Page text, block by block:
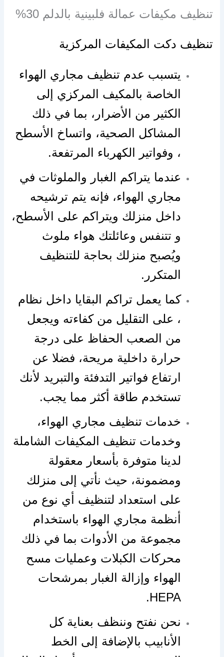
تنظيف مكيفات عمالة فلبينية بالدلم 30%
تنظيف دكت المكيفات المركزية
يتسبب عدم تنظيف مجاري الهواء
الخاصة بالمكيف المركزي إلى
الكثير من الأضرار، بما في ذلك
المشاكل الصحية، واتساخ الأسطح
، وفواتير الكهرباء المرتفعة.
عندما يتراكم الغبار والملوثات في
مجاري الهواء، فإنه يتم ترشيحه
داخل منزلك ويتراكم على الأسطح،
و تتنفس وعائلتك هواء ملوث
ويُصبح منزلك بحاجة للتنظيف
المتكرر.
كما يعمل تراكم البقايا داخل نظام
، على التقليل من كفاءته ويجعل
من الصعب الحفاظ على درجة
حرارة داخلية مريحة، فضلا عن
ارتفاع فواتير التدفئة والتبريد لأنك
تستخدم طاقة أكثر مما يجب.
خدمات تنظيف مجاري الهواء،
وخدمات تنظيف المكيفات الشاملة
لدينا متوفرة بأسعار معقولة
ومضمونة، حيث نأتي إلى منزلك
على استعداد لتنظيف أي نوع من
أنظمة مجاري الهواء باستخدام
مجموعة من الأدوات بما في ذلك
محركات الكبلات وعمليات مسح
الهواء وإزالة الغبار بمرشحات
HEPA.
نحن نفتح وننظف بعناية كل
الأنابيب بالإضافة إلى الخط